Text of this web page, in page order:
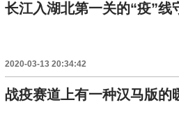
长江入湖北第一关的“疫”线
2020-03-13 20:34:42
战疫赛道上有一种汉马版的